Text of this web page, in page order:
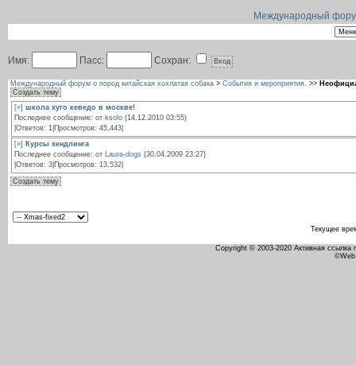
Международный
Имя: Пасс: Сохран:
Международный форум о пород китайская хохлатая собака > События и мероприятия. >>
Создать тему
[»] школа хуго кеведо в москве!
Последнее сообщение: от ksolo (14.12.2010 03:55)
|Ответов: 1|Просмотров: 45,443|
[»]
Курсы хендлинга
Последнее сообщение: от Laura-dogs (30.04.2009 23:27)
|Ответов: 3|Просмотров: 13,532|
Создать тему
Текущее
Copyright © 2003-2020 Активная ссылка